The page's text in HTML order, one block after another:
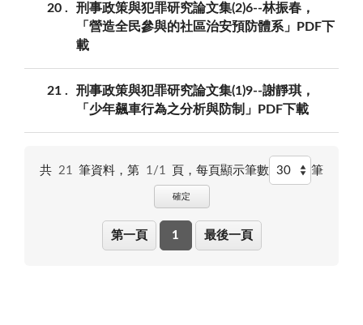
20
刑事政策與犯罪研究論文集(2)6--林振春，
「營造全民參與的社區治安預防體系」PDF下
載
21
刑事政策與犯罪研究論文集(1)9--謝靜琪，
「少年飆車行為之分析與防制」PDF下載
共 21 筆資料，第 1/1 頁，每頁顯示筆數 筆
確定
第一頁 1 最後一頁